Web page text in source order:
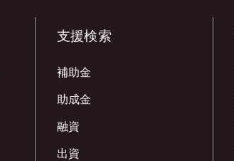
支援検索
補助金
助成金
融資
出資